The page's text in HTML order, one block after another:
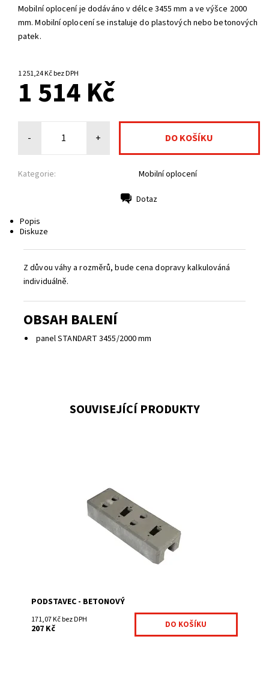
Mobilní oplocení je dodáváno v délce 3455 mm a ve výšce 2000
mm. Mobilní oplocení se instaluje do plastových nebo betonových
patek.
1 251,24 Kč bez DPH
1 514 Kč
- +
Kategorie: Mobilní oplocení
Dotaz
Popis
Diskuze
Z důvou váhy a rozměrů, bude cena dopravy kalkulováná
individuálně.
OBSAH BALENÍ
panel STANDART 3455/2000 mm
SOUVISEJÍCÍ PRODUKTY
šesti otvory umožňující 3 polohy mobilního plotu.
Na centrálním skladě
MOBPODS1-351
PODSTAVEC - BETONOVÝ
171,07 Kč bez DPH
207 Kč